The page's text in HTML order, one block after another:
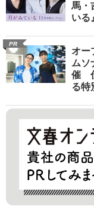
馬・
いる
PR
オー
ムソ
催
る特